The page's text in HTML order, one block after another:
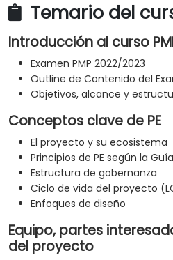
Temario del
Introducción al curso
Examen PMP 2022/2023
Outline de Contenido del
Objetivos, alcance y
Conceptos clave de PE
El proyecto y su ecosistema
Principios de PE según la
Estructura de gobernanza
Ciclo de vida del proyecto
Enfoques de diseño
Equipo, partes
del proyecto